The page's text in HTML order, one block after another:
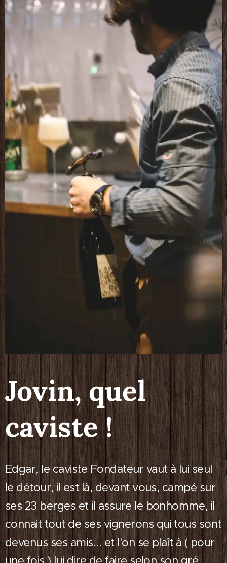
Jovin, quel
caviste !
Edgar, le caviste Fondateur vaut à lui seul
le détour, il est là, devant vous, campé sur
ses 23 berges et il assure le bonhomme, il
connait tout de ses vignerons qui tous sont
devenus ses amis... et l'on se plaît à ( pour